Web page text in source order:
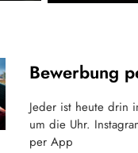
Bewerbung
Jeder ist heute drin
um die Uhr.
per App